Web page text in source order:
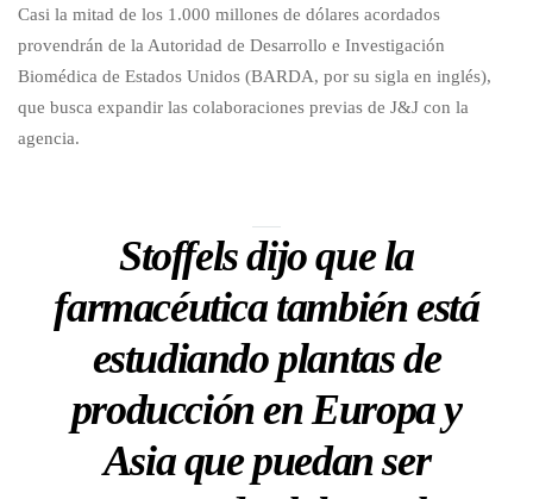
Casi la mitad de los 1.000 millones de dólares acordados
provendrán de la Autoridad de Desarrollo e Investigación
Biomédica de Estados Unidos (BARDA, por su sigla en inglés),
que busca expandir las colaboraciones previas de J&J con la
agencia.
Stoffels dijo que la
farmacéutica también está
estudiando plantas de
producción en Europa y
Asia que puedan ser